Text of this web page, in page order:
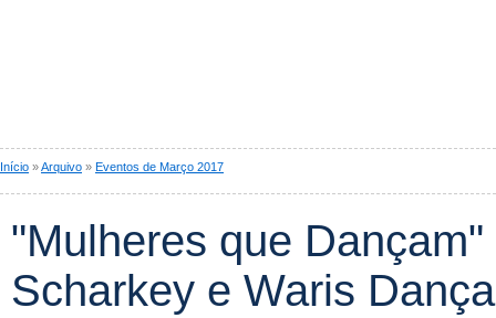
Início »Arquivo » Eventos de Março 2017
"Mulheres que
Scharkey e Waris